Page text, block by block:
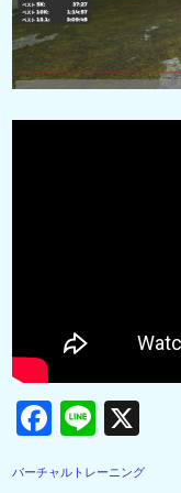
F
Li
バーチャルトレーニング